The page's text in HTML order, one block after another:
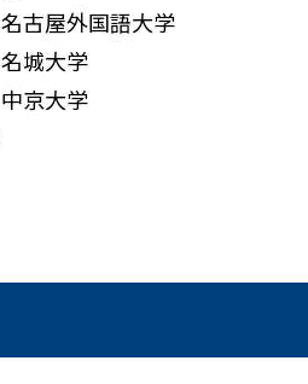
名古屋外国語大学
名城大学
中京大学